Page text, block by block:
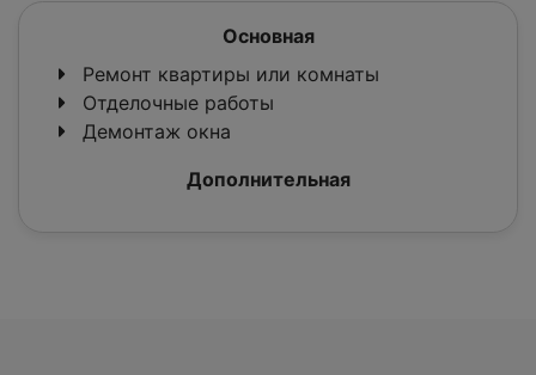
Основная
Ремонт квартиры или комнаты
Отделочные работы
Демонтаж окна
Дополнительная